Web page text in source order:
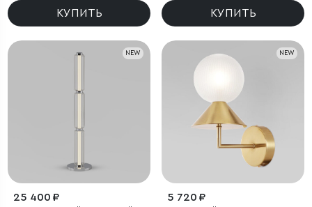
КУПИТЬ КУПИТЬ
NEW
25 400 ₽
NEW
5 720 ₽